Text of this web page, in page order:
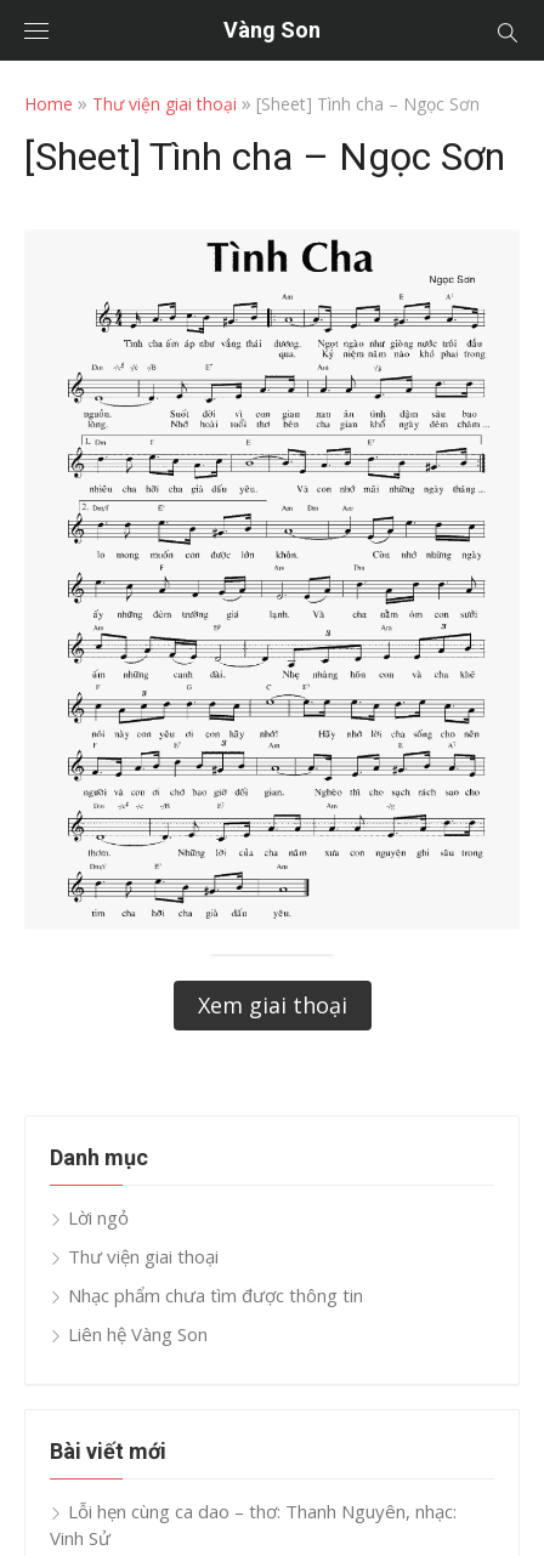
Vàng Son
Home » Thư viện giai thoại » [Sheet] Tình cha – Ngọc Sơn
[Sheet] Tình cha – Ngọc Sơn
Xem giai thoại
Danh mục
Lời ngỏ
Thư viện giai thoại
Nhạc phẩm chưa tìm được thông tin
Liên hệ Vàng Son
Bài viết mới
Lỗi hẹn cùng ca dao – thơ: Thanh Nguyên, nhạc:
Vinh Sử